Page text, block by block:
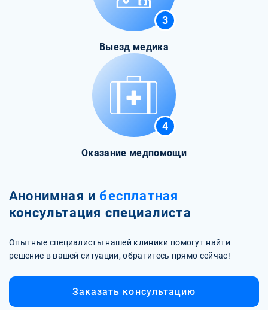
3
Выезд медика
4
Оказание медпомощи
Анонимная и бесплатная
консультация специалиста
Опытные специалисты нашей клиники помогут найти
решение в вашей ситуации, обратитесь прямо сейчас!
Заказать консультацию